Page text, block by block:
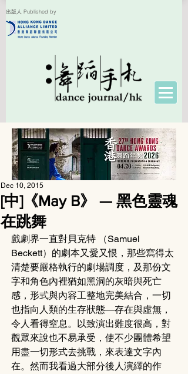
出版人 Published by
[中]《May B》 — 黑色靈魂
在跳舞
Dec 10, 2015
戲劇界一直對貝克特 （Samuel
Beckett）的劇本又愛又恨，那些寫得太
清楚要嚴格執行的劇場調度，及那份文
字和角色內裡猶如黑洞的灰暗與死亡
感，形式與內容工整地完美結合，一切
也指向人類的生存狀態—存在與虛無，
令人看得窒息。以致演出難度很高，對
觀眾來說也不易承受，使不少團體希望
用盡一切形式去挑戰，來表達文字內
在。然而我看過大部分後人演繹的作